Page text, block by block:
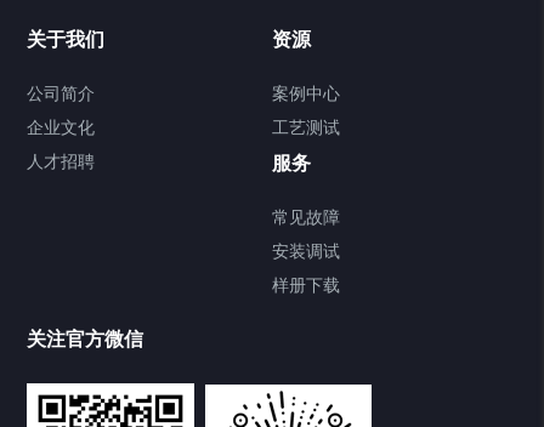
Chiller气体控温系统
Chamber试验箱
TCU温度控制单元
关于我们
公司简介
企业文化
人才招聘
资源
案例中心
工艺测试
服务
常见故障
安装调试
样册下载
关注官方微信